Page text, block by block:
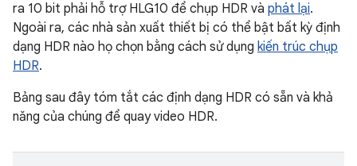
ra 10 bit phải hỗ trợ HLG10 để chụp HDR và phát lại.
Ngoài ra, các nhà sản xuất thiết bị có thể bật bất kỳ định
dạng HDR nào họ chọn bằng cách sử dụng kiến trúc chụp
HDR.
Bảng sau đây tóm tắt các định dạng HDR có sẵn và khả
năng của chúng để quay video HDR.